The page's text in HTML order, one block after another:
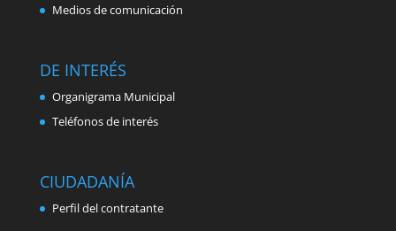
Medios de comunicación
DE INTERÉS
Organigrama Municipal
Teléfonos de interés
CIUDADANÍA
Perfil del contratante